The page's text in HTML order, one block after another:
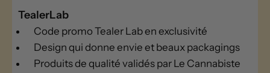
TealerLab
Code promo Tealer Lab en exclusivité
Design qui donne envie et beaux packagings
Produits de qualité validés par Le Cannabiste